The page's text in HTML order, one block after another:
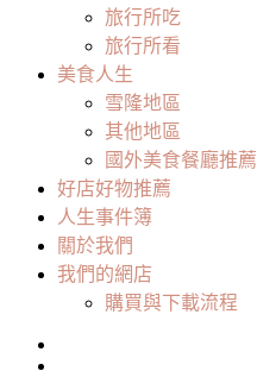
旅行所吃
旅行所看
美食人生
雪隆地區
其他地區
國外美食餐廳推薦
好店好物推薦
人生事件簿
關於我們
我們的網店
購買與下載流程